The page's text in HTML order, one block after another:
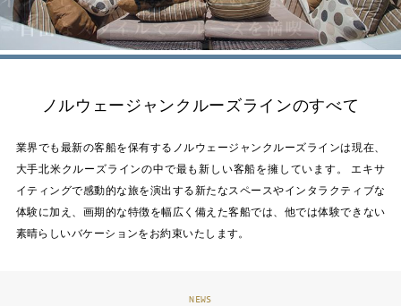
ノルウェージャンクルーズラインのすべて
業界でも最新の客船を保有するノルウェージャンクルーズラインは現在、
大手北米クルーズラインの中で最も新しい客船を擁しています。 エキサ
イティングで感動的な旅を演出する新たなスペースやインタラクティブな
体験に加え、画期的な特徴を幅広く備えた客船では、他では体験できない
素晴らしいバケーションをお約束いたします。
NEWS